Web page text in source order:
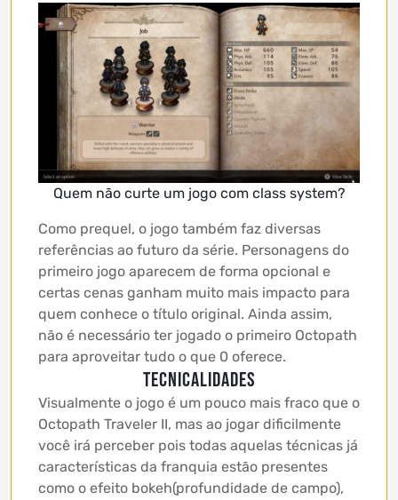
Quem não curte um jogo com class system?
Como prequel, o jogo também faz diversas
referências ao futuro da série. Personagens do
primeiro jogo aparecem de forma opcional e
certas cenas ganham muito mais impacto para
quem conhece o título original. Ainda assim,
não é necessário ter jogado o primeiro Octopath
para aproveitar tudo o que 0 oferece.
Tecnicalidades
Visualmente o jogo é um pouco mais fraco que o
Octopath Traveler II, mas ao jogar dificilmente
você irá perceber pois todas aquelas técnicas já
características da franquia estão presentes
como o efeito bokeh(profundidade de campo),